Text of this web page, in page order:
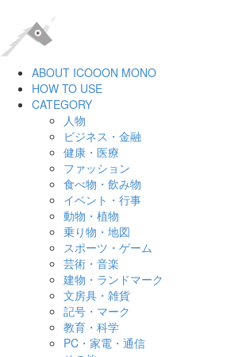
ABOUT ICOOON MONO
HOW TO USE
CATEGORY
人物
ビジネス・金融
健康・医療
ファッション
食べ物・飲み物
イベント・行事
動物・植物
乗り物・地図
スポーツ・ゲーム
芸術・音楽
建物・ランドマーク
文房具・雑貨
記号・マーク
教育・科学
PC・家電・通信